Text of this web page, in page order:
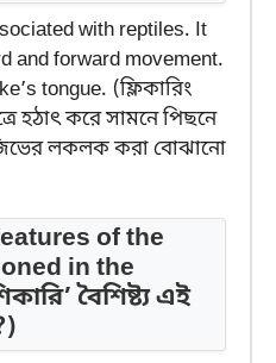
with reptiles. It
and forward movement.
tongue. (ফ্লিকারিং
হঠাৎ করে সামনে পিছনে
লকলক করা বোঝানো
of the
in the
বৈশিষ্ট্য এই